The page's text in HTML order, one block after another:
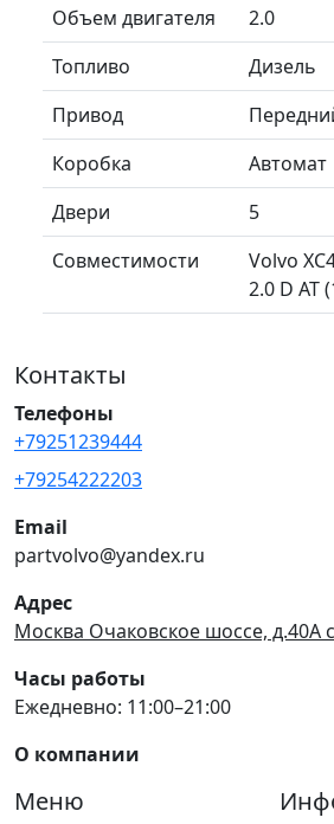
Объем двигателя
2.0
Топливо
Дизель
Привод
Коробка
Автомат
Двери
5
Совместимости
Volvo
2.0 D AT
Контакты
Телефоны
+79251239444
+79254222203
Email
partvolvo@yandex.ru
Адрес
Москва Очаковское шоссе, д.40А
Часы работы
Ежедневно: 11:00–21:00
О компании
Меню